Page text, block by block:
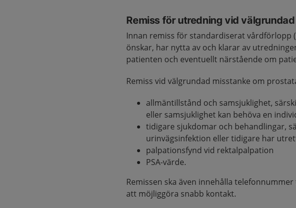
Remiss för utredning vid
Innan remiss för standardiserat vårdförlopp
önskar, har nytta av och klarar av
patienten och eventuellt närstående om
Remiss vid välgrundad misstanke om
allmäntillstånd och samsjuklighet,
eller samsjuklighet kan behöva en
tidigare sjukdomar och behandlingar,
urinvägsinfektion eller tidigare har
palpationsfynd vid rektalpalpation
PSA-värde.
Remissen ska även innehålla
att möjliggöra snabb kontakt.